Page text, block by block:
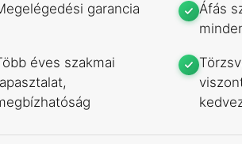
garancia
Áfás
éves szakmai